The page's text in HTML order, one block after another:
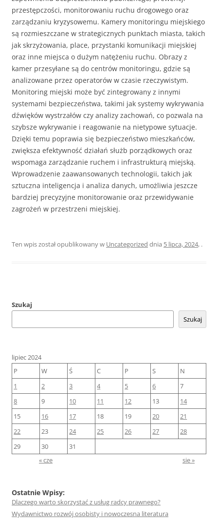
przestępczości, monitorowaniu ruchu drogowego oraz
zarządzaniu kryzysowemu. Kamery monitoringu miejskiego
są rozmieszczane w strategicznych punktach miasta, takich
jak skrzyżowania, place, przystanki komunikacji miejskiej
oraz inne miejsca o dużym natężeniu ruchu. Obrazy z
kamer przesyłane są do centrów monitoringu, gdzie są
analizowane przez operatorów w czasie rzeczywistym.
Monitoring miejski może być zintegrowany z innymi
systemami bezpieczeństwa, takimi jak systemy wykrywania
dźwięków wystrzałów czy analizy zachowań, co pozwala na
szybsze wykrywanie i reagowanie na nietypowe sytuacje.
Dzięki temu poprawia się bezpieczeństwo mieszkańców,
zwiększa efektywność działań służb porządkowych oraz
wspomaga zarządzanie ruchem i infrastrukturą miejską.
Wprowadzenie zaawansowanych technologii, takich jak
sztuczna inteligencja i analiza danych, umożliwia jeszcze
bardziej precyzyjne monitorowanie oraz przewidywanie
zagrożeń w przestrzeni miejskiej.
Ten wpis został opublikowany w Uncategorized dnia 5 lipca, 2024, .
Szukaj
Szukaj
lipiec 2024
P
W Ś C P S
N
1
2 3 4 5 6
7
8
9 10 11 12 13
14
15
16 17 18 19 20
21
22
23 24 25 26 27
28
29
30
31
« cze
sie »
Ostatnie Wpisy:
Dlaczego warto skorzystać z usług radcy prawnego?
Wydawnictwo rozwój osobisty i nowoczesna literatura